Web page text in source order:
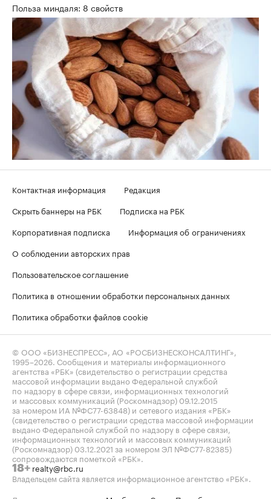
Польза миндаля: 8 свойств
Контактная информация
Редакция
Скрыть баннеры на РБК
Подписка на РБК
Корпоративная подписка
Информация об ограничениях
О соблюдении авторских прав
Пользовательское соглашение
Политика в отношении обработки персональных данных
Политика обработки файлов cookie
© ООО «БИЗНЕСПРЕСС», АО «РОСБИЗНЕСКОНСАЛТИНГ»,
1995–2026. Сообщения и материалы информационного
агентства «РБК» (свидетельство о регистрации средства
массовой информации выдано Федеральной службой
по надзору в сфере связи, информационных технологий
и массовых коммуникаций (Роскомнадзор) 09.12.2015
за номером ИА №ФС77-63848) и сетевого издания «РБК»
(свидетельство о регистрации средства массовой информации
выдано Федеральной службой по надзору в сфере связи,
информационных технологий и массовых коммуникаций
(Роскомнадзор) 03.12.2021 за номером ЭЛ №ФС77-82385)
сопровождаются пометкой «РБК».
18+ realty@rbc.ru
Владельцем сайта является информационное агентство «РБК».